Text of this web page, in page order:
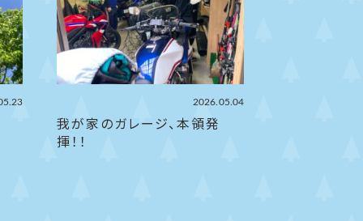
2026.05.04
我が家のガレージ、本領発
揮！！